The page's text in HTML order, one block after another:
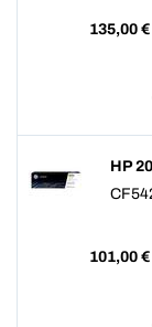
135,00
HP
101,00